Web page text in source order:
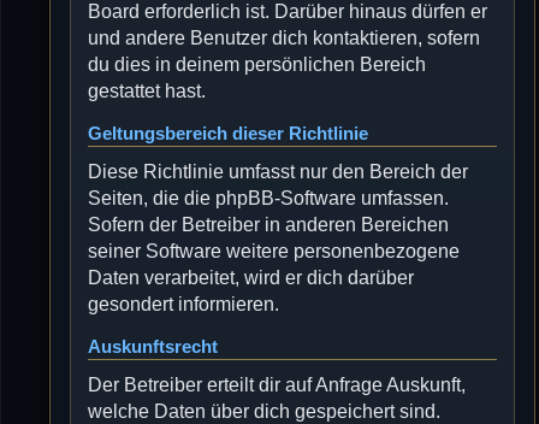
Board erforderlich ist. Darüber hinaus dürfen er
und andere Benutzer dich kontaktieren, sofern
du dies in deinem persönlichen Bereich
gestattet hast.
Geltungsbereich dieser Richtlinie
Diese Richtlinie umfasst nur den Bereich der
Seiten, die die phpBB-Software umfassen.
Sofern der Betreiber in anderen Bereichen
seiner Software weitere personenbezogene
Daten verarbeitet, wird er dich darüber
gesondert informieren.
Auskunftsrecht
Der Betreiber erteilt dir auf Anfrage Auskunft,
welche Daten über dich gespeichert sind.